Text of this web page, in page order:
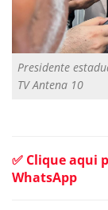
Presidente
TV Antena 10
✅ Clique aqui
WhatsApp